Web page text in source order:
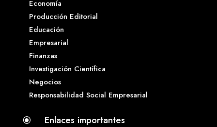
Economía
Producción Editorial
Educación
Empresarial
Finanzas
Investigación Científica
Negocios
Responsabilidad Social Empresarial
\ Enlaces importantes